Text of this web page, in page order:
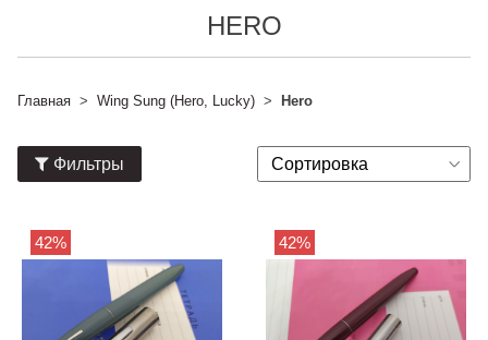
HERO
Главная Wing Sung (Hero, Lucky) Hero
Фильтры
42% 42%